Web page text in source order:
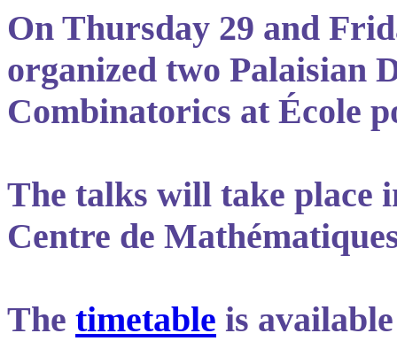
On Thursday 29 and
organized two Palaisian
Combinatorics at École
The talks will take place
Centre de
The timetable is